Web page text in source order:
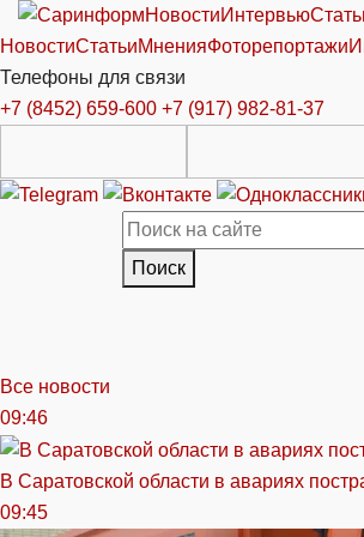
НовостиИнтервью
НовостиСтатьиМненияФоторепортажи
Телефоны для связи
+7 (8452) 659-600 +7 (917) 982-81-37
Поиск
Все новости
09:46
В Саратовской области в авариях
09:45